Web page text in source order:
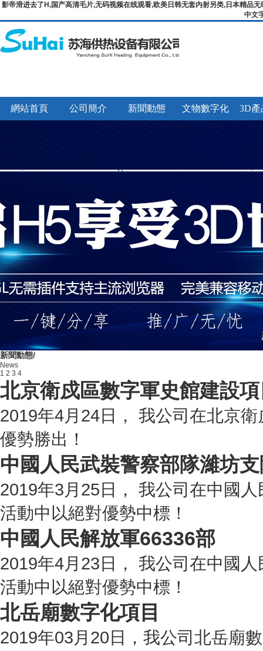
影帝滑进去了H,国产高清毛片,无码视频在线观看,欧美日韩无套内射另类,日本精品
中文
網站首頁 公司簡介 新聞動態 文物數字化 3D產
新聞動態/
News
1 2 3 4
北京衛戍區數字軍史館建設
2019年4月24日， 我公司在北京
優勢勝出！
中國人民武裝警察部隊濰坊
2019年3月25日， 我公司在中國
活動中以絕對優勢中標！
中國人民解放軍66336部
2019年4月23日， 我公司在中國
活動中以絕對優勢中標！
北岳廟數字化項目
2019年03月20日，我公司北岳廟